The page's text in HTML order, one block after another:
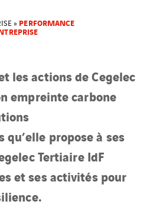
» PERFORMANCE
les actions de Cegelec
empreinte carbone
propose à ses
Tertiaire IdF
et ses activités pour